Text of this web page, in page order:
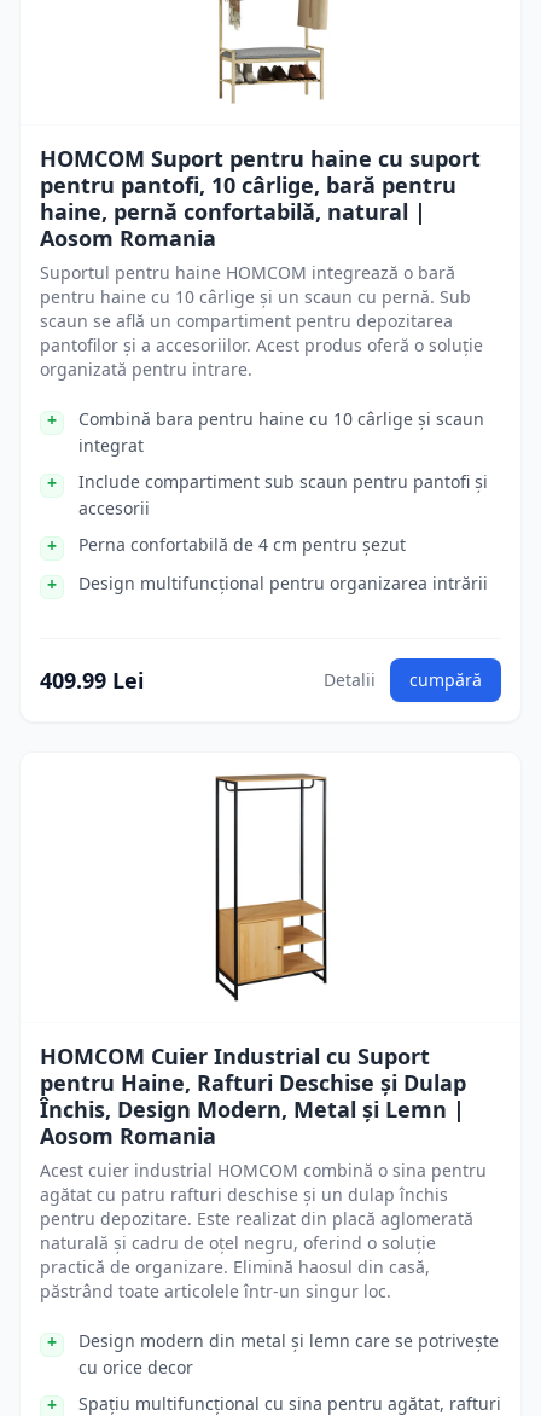
HOMCOM Suport pentru haine cu suport
pentru pantofi, 10 cârlige, bară pentru
haine, pernă confortabilă, natural |
Aosom Romania
Suportul pentru haine HOMCOM integrează o bară
pentru haine cu 10 cârlige și un scaun cu pernă. Sub
scaun se află un compartiment pentru depozitarea
pantofilor și a accesoriilor. Acest produs oferă o soluție
organizată pentru intrare.
Combină bara pentru haine cu 10 cârlige și scaun
integrat
Include compartiment sub scaun pentru pantofi și
accesorii
Perna confortabilă de 4 cm pentru șezut
Design multifuncțional pentru organizarea intrării
409.99 Lei Detalii cumpără
HOMCOM Cuier Industrial cu Suport
pentru Haine, Rafturi Deschise și Dulap
Închis, Design Modern, Metal și Lemn |
Aosom Romania
Acest cuier industrial HOMCOM combină o sina pentru
agătat cu patru rafturi deschise și un dulap închis
pentru depozitare. Este realizat din placă aglomerată
naturală și cadru de oțel negru, oferind o soluție
practică de organizare. Elimină haosul din casă,
păstrând toate articolele într-un singur loc.
Design modern din metal și lemn care se potrivește
cu orice decor
Spațiu multifuncțional cu sina pentru agătat, rafturi